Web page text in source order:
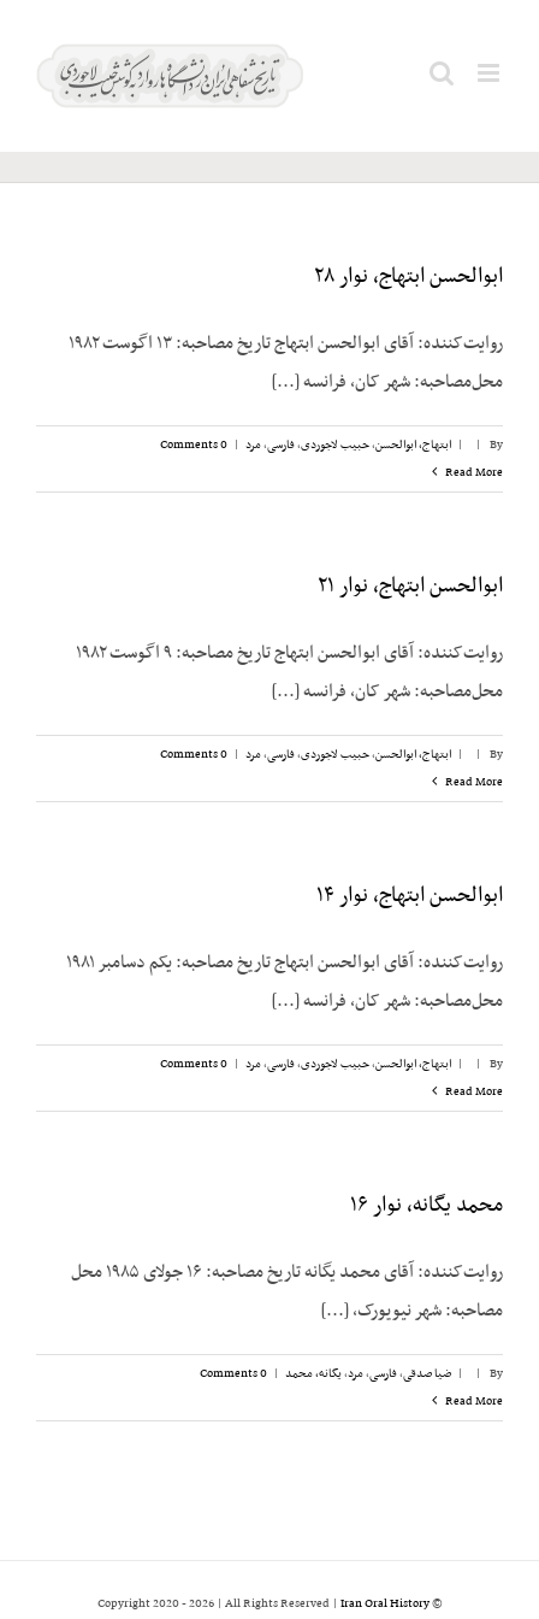
شرکا؛ Search
ابوالحسن ابتهاج، نوار ۲۸
روایت‌کننده: آقای ابوالحسن ابتهاج تاریخ مصاحبه: ۱۳ اگوست ۱۹۸۲
محل‌مصاحبه: شهر کان، فرانسه [...]
By
|
| ابتهاج، ابوالحسن,حبیب لاجوردی,فارسی,مرد |
0 Comments
Read More
ابوالحسن ابتهاج، نوار ۲۱
روایت‌کننده: آقای ابوالحسن ابتهاج تاریخ مصاحبه: ۹ اگوست ۱۹۸۲
محل‌مصاحبه: شهر کان، فرانسه [...]
By
|
| ابتهاج، ابوالحسن,حبیب لاجوردی,فارسی,مرد |
0 Comments
Read More
ابوالحسن ابتهاج، نوار ۱۴
روایت‌کننده: آقای ابوالحسن ابتهاج تاریخ مصاحبه: یکم دسامبر ۱۹۸۱
محل‌مصاحبه: شهر کان، فرانسه [...]
By
|
| ابتهاج، ابوالحسن,حبیب لاجوردی,فارسی,مرد |
0 Comments
Read More
محمد یگانه، نوار ۱۶
روایت‌کننده: آقای محمد یگانه تاریخ مصاحبه: ۱۶ جولای ۱۹۸۵ محل
مصاحبه: شهر نیویورک، [...]
By
|
| ضیا صدقی,فارسی,مرد,یگانه، محمد |
0 Comments
Read More
© Copyright 2020 -
2026 | All Rights Reserved | Iran Oral History